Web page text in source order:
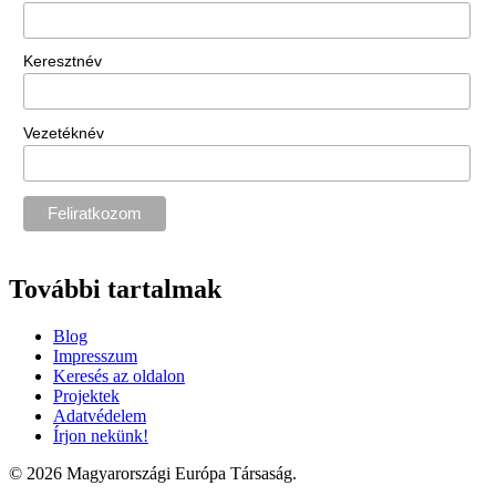
Keresztnév
Vezetéknév
További tartalmak
Blog
Impresszum
Keresés az oldalon
Projektek
Adatvédelem
Írjon nekünk!
© 2026 Magyarországi Európa Társaság.